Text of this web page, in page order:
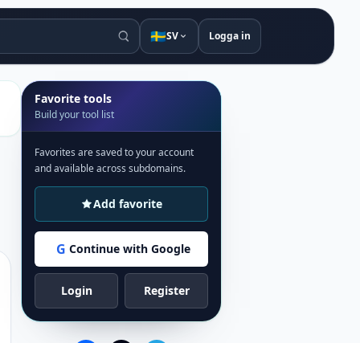
🇸🇪SV Logga in
Favorite tools
Build your tool list
Favorites are saved to your account
and available across subdomains.
Add favorite
G Continue with Google
Login Register